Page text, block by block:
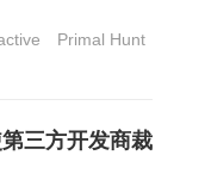
Primal Hunt
三方开发商裁